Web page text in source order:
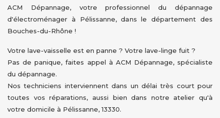
ACM Dépannage, votre professionnel du dépannage
d'électroménager à Pélissanne, dans le département des
Bouches-du-Rhône !
Votre lave-vaisselle est en panne ? Votre lave-linge fuit ?
Pas de panique, faites appel à ACM Dépannage, spécialiste
du dépannage.
Nos techniciens interviennent dans un délai très court pour
toutes vos réparations, aussi bien dans notre atelier qu'à
votre domicile à Pélissanne, 13330.